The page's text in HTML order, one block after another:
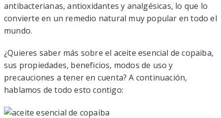
antibacterianas, antioxidantes y analgésicas, lo que lo
convierte en un remedio natural muy popular en todo el
mundo.
¿Quieres saber más sobre el aceite esencial de copaiba,
sus propiedades, beneficios, modos de uso y
precauciones a tener en cuenta? A continuación,
hablamos de todo esto contigo: